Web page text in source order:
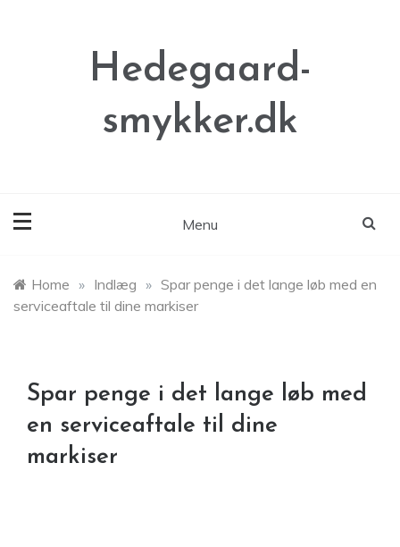
Hedegaard-
smykker.dk
Menu
Home » Indlæg » Spar penge i det lange løb med en
serviceaftale til dine markiser
Spar penge i det lange løb med
en serviceaftale til dine
markiser